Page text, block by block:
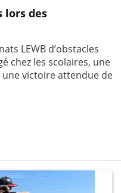
lors des
LEWB d’obstacles
chez les scolaires, une
victoire attendue de